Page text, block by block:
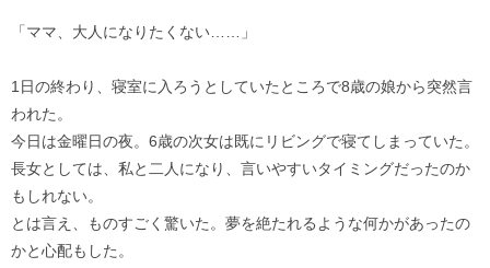
「ママ、大人になりたくない……」
1日の終わり、寝室に入ろうとしていたところで8歳の娘から突然言
われた。
今日は金曜日の夜。6歳の次女は既にリビングで寝てしまっていた。
長女としては、私と二人になり、言いやすいタイミングだったのか
もしれない。
とは言え、ものすごく驚いた。夢を絶たれるような何かがあったの
かと心配もした。